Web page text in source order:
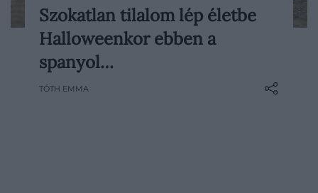
A spanyolországi Terrassa városa
különleges intézkedést hozott Halloween
idejére: ideiglenesen megtiltották a
fekete macskák örökbefogadását. A
döntés célja, hogy megvédjék az állatokat
Szokatlan tilalom lép életbe
Halloweenkor ebben a
spanyol…
TÓTH EMMA